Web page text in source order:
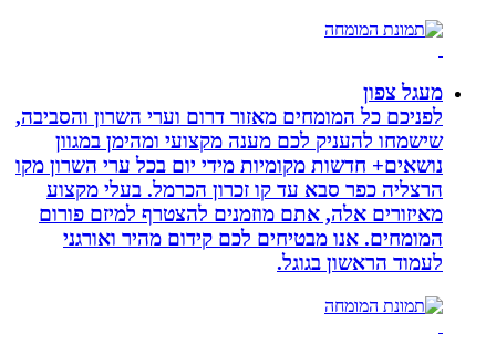
מעגל צפון
לפניכם כל המומחים מאזור דרום וערי השרון והסביבה,
שישמחו להעניק לכם מענה מקצועי ומהימן במגוון
נושאים+ חדשות מקומיות מידי יום בכל ערי השרון מקו
הרצליה כפר סבא עד קו זכרון הכרמל. בעלי מקצוע
מאיזורים אלה, אתם מוזמנים להצטרף למיזם פורום
המומחים. אנו מבטיחים לכם קידום מהיר ואורגני
לעמוד הראשון בגוגל.